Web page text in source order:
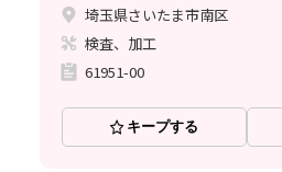
埼玉県さいたま市南区
検査、加工
61951-00
キープする